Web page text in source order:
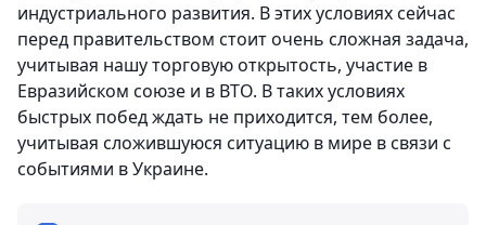
индустриального развития. В этих условиях сейчас
перед правительством стоит очень сложная задача,
учитывая нашу торговую открытость, участие в
Евразийском союзе и в ВТО. В таких условиях
быстрых побед ждать не приходится, тем более,
учитывая сложившуюся ситуацию в мире в связи с
событиями в Украине.